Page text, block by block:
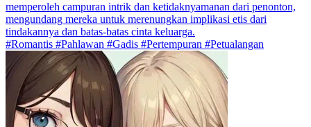
memperoleh campuran intrik dan ketidaknyamanan dari penonton,
mengundang mereka untuk merenungkan implikasi etis dari
tindakannya dan batas-batas cinta keluarga.
#Romantis #Pahlawan #Gadis #Pertempuran #Petualangan